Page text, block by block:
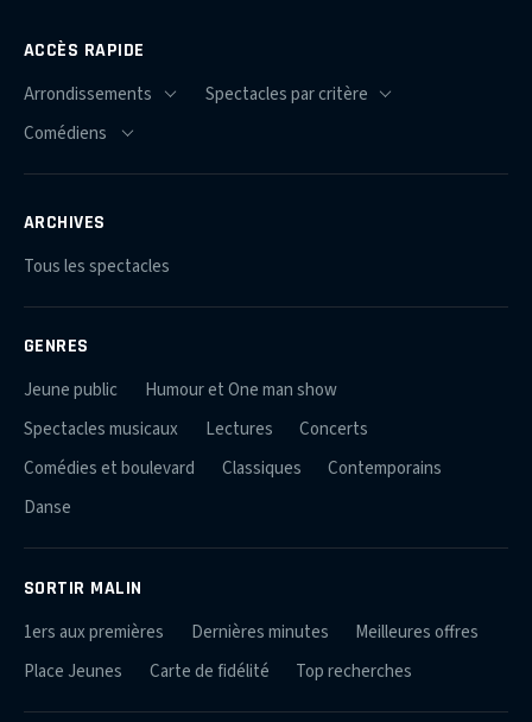
ACCÈS RAPIDE
ARCHIVES
Tous les spectacles
GENRES
Jeune public
Humour et One man show
Spectacles musicaux
Lectures
Concerts
Comédies et boulevard
Classiques
Contemporains
Danse
SORTIR MALIN
1ers aux premières Dernières minutes
Meilleures offres
Place Jeunes
Carte de fidélité Top recherches